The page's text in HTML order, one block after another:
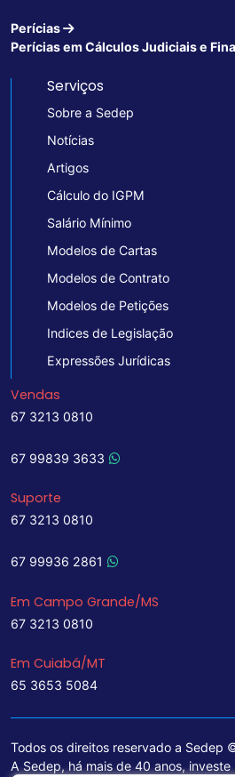
Perícias
Perícias em Cálculos Judiciais e
Serviços
Sobre a Sedep
Notícias
Artigos
Cálculo do IGPM
Salário Mínimo
Modelos de Cartas
Modelos de Contrato
Modelos de Petições
Indices de Legislação
Expressões Jurídicas
Vendas
67 3213 0810
67 99839 3633
Suporte
67 3213 0810
67 99936 2861
Em Campo Grande/MS
67 3213 0810
Em Cuiabá/MT
65 3653 5084
Todos os direitos reservado a Sedep
A Sedep, há mais de 40 anos,